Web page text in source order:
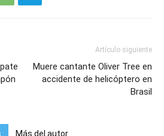
Artículo siguiente
Muere cantante Oliver Tree en
accidente de helicóptero en
Brasil
Más del autor